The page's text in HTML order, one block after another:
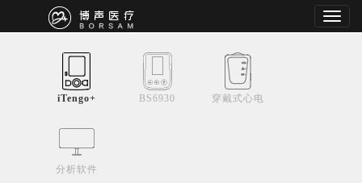
iTengo+ BS6930 穿戴式心电
分析软件